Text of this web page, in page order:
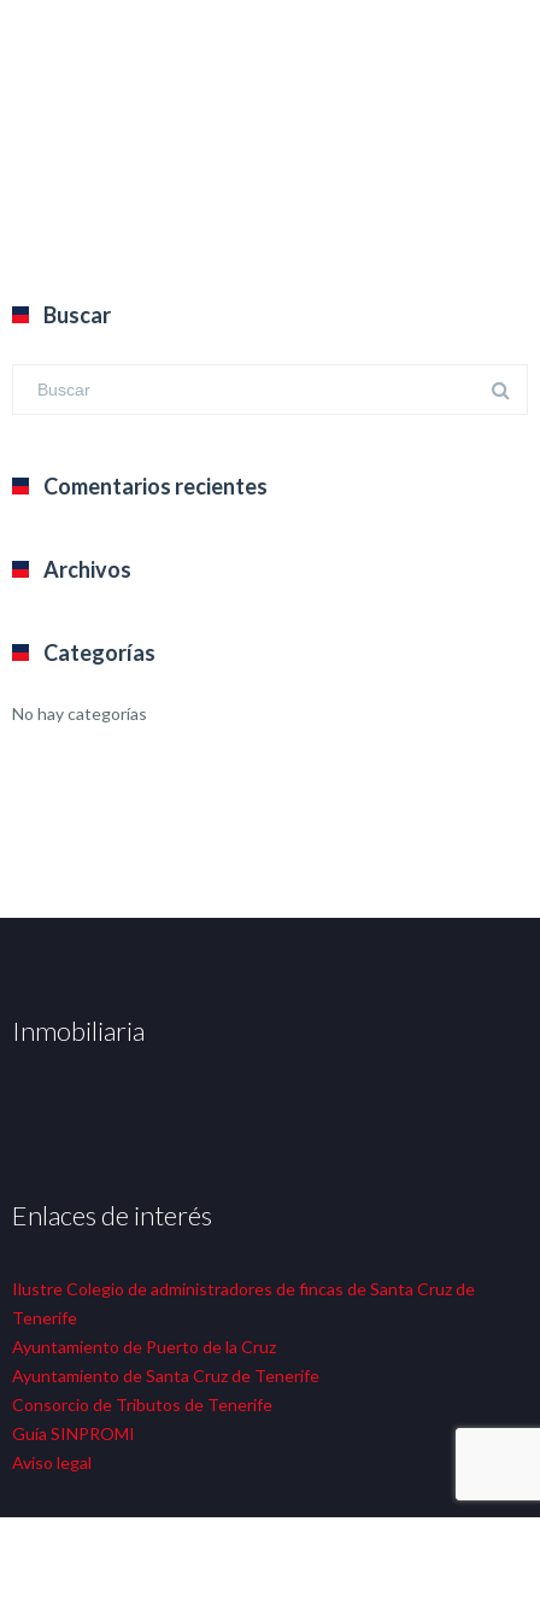
Buscar
Comentarios recientes
Archivos
Categorías
No hay categorías
Inmobiliaria
Enlaces de interés
Ilustre Colegio de administradores de fincas de Santa Cruz de
Tenerife
Ayuntamiento de Puerto de la Cruz
Ayuntamiento de Santa Cruz de Tenerife
Consorcio de Tributos de Tenerife
Guía SINPROMI
Aviso legal